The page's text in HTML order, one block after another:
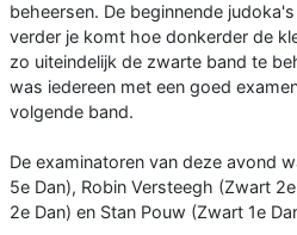
beheersen. De beginnende
verder je komt hoe donkerder de
zo uiteindelijk de zwarte band te
was iedereen met een goed
volgende band.
De examinatoren van deze avond
5e Dan), Robin Versteegh (Zwart
2e Dan) en Stan Pouw (Zwart 1e